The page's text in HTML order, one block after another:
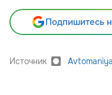
Подпишитесь
Источник Avtomaniya